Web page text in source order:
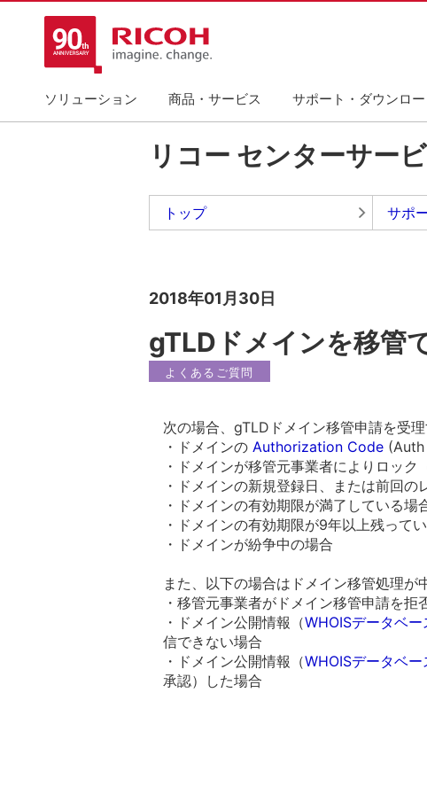
ソリューション 商品・サービス サポート・ダウンロー
リコー センターサー
トップ サポ
2018年01月30日
gTLDドメインを移管
よくあるご質問
次の場合、gTLDドメイン移管申請を受
・ドメインの Authorization Code
・ドメインが移管元事業者によりロック
・ドメインの新規登録日、または前回
・ドメインの有効期限が満了している場
・ドメインの有効期限が9年以上残って
・ドメインが紛争中の場合
また、以下の場合はドメイン移管処理が
・移管元事業者がドメイン移管申請を拒
・ドメイン公開情報（WHOISデータベー
信できない場合
・ドメイン公開情報（WHOISデータベー
承認）した場合